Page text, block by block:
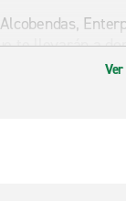
te llevarán a
del mercado